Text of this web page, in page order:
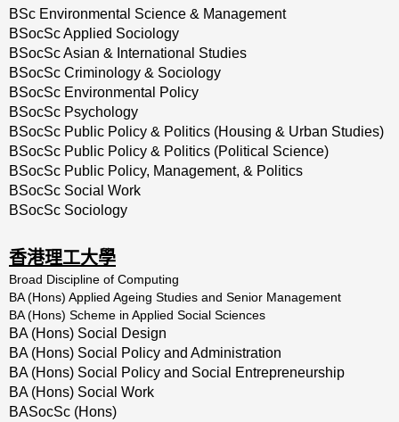
BSc Environmental Science & Management
BSocSc Applied Sociology
BSocSc Asian & International Studies
BSocSc Criminology & Sociology
BSocSc Environmental Policy
BSocSc Psychology
BSocSc Public Policy & Politics (Housing & Urban Studies)
BSocSc Public Policy & Politics (Political Science)
BSocSc Public Policy, Management, & Politics
BSocSc Social Work
BSocSc Sociology
香港理工大學
Broad Discipline of Computing
BA (Hons) Applied Ageing Studies and Senior Management
BA (Hons) Scheme in Applied Social Sciences
BA (Hons) Social Design
BA (Hons) Social Policy and Administration
BA (Hons) Social Policy and Social Entrepreneurship
BA (Hons) Social Work
BASocSc (Hons)